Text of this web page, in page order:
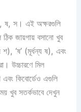
ষ, স। এই অক্ষরগুলি
ঠিক জায়গায় বসানো খুব
শ), ‘ষ’ (মূর্ধন্য ষ), এবং
উচ্চারণে মিল
এবং কিবোর্ডেও এগুলি
খুব সতর্কভাবে দেখুন